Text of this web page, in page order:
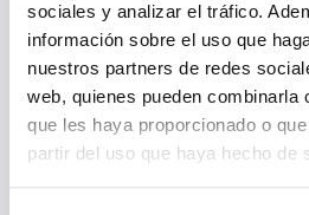
sociales y analizar el tráfico.
información sobre el uso que
nuestros partners de redes
web, quienes pueden combinarla
que les haya proporcionado o
partir del uso que haya hecho de
marzo
febrero
enero
diciembre